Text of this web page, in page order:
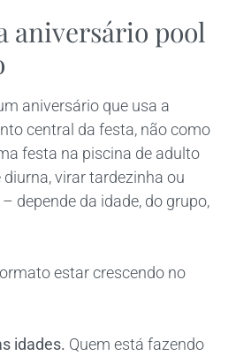
aniversário pool
aniversário que usa a
central da festa, não como
festa na piscina de adulto
virar tardezinha ou
depende da idade, do grupo,
estar crescendo no
idades. Quem está fazendo